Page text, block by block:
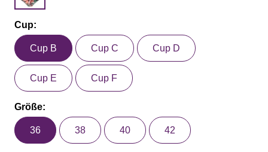
Cup:
Cup B Cup C Cup D
Cup E Cup F
Größe:
36 38 40 42